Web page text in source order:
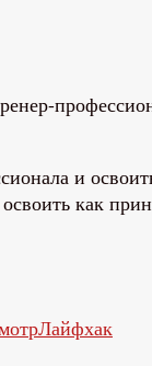
и
как
Лайфхак